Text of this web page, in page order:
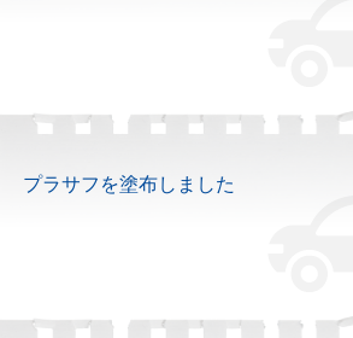
プラサフを塗布しました